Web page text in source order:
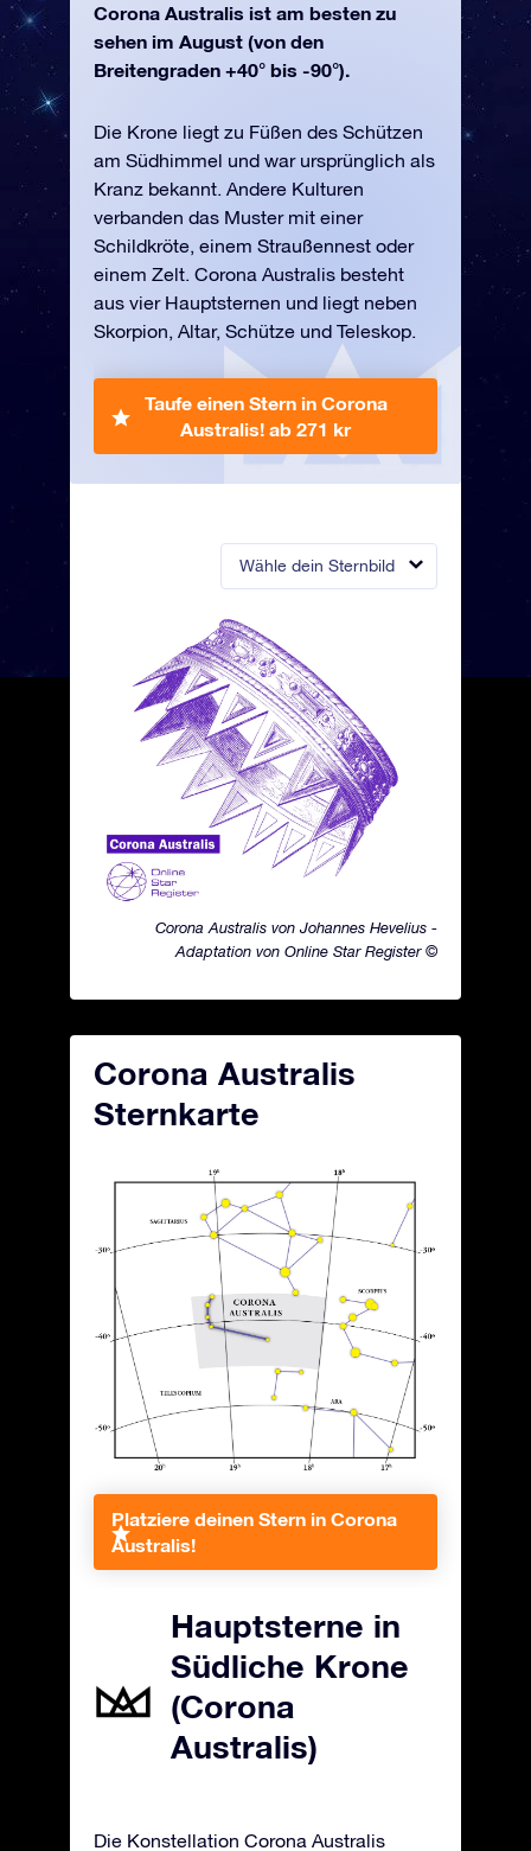
Wähle dein Sternbild
Corona Australis von Johannes Hevelius -
Adaptation von Online Star Register ©
Corona Australis ist am besten zu
sehen im August (von den
Breitengraden +40° bis -90°).
Die Krone liegt zu Füßen des Schützen
am Südhimmel und war ursprünglich als
Kranz bekannt. Andere Kulturen
verbanden das Muster mit einer
Schildkröte, einem Straußennest oder
einem Zelt. Corona Australis besteht
aus vier Hauptsternen und liegt neben
Skorpion, Altar, Schütze und Teleskop.
Taufe einen Stern in Corona
Australis! ab 271 kr
Corona Australis
Sternkarte
Platziere deinen Stern in Corona
Australis!
Hauptsterne in
Südliche Krone
(Corona
Australis)
Die Konstellation Corona Australis